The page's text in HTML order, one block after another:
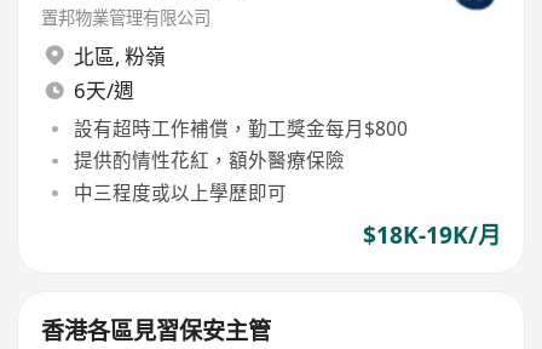
置邦物業管理有限公司
北區, 粉嶺
6天/週
設有超時工作補償，勤工獎金每月$800
提供酌情性花紅，額外醫療保險
中三程度或以上學歷即可
$18K-19K/月
香港各區見習保安主管